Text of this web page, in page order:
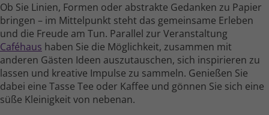
Ob Sie Linien, Formen oder abstrakte Gedanken zu Papier
bringen – im Mittel­punkt steht das gemein­same Erleben
und die Freude am Tun. Parallel zur Veranstaltung
Caféhaus haben Sie die Möglichkeit, zusammen mit
anderen Gästen Ideen auszu­tauschen, sich inspirieren zu
lassen und kreative Impulse zu sammeln. Genießen Sie
dabei eine Tasse Tee oder Kaffee und gönnen Sie sich eine
süße Kleinig­keit von nebenan.